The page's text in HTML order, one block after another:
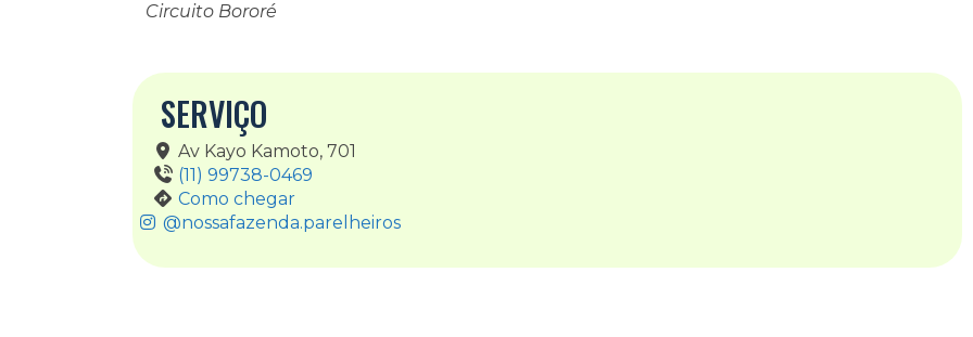
Circuito Bororé
SERVIÇO
Av Kayo Kamoto, 701
(11) 99738-0469
Como chegar
@nossafazenda.parelheiros